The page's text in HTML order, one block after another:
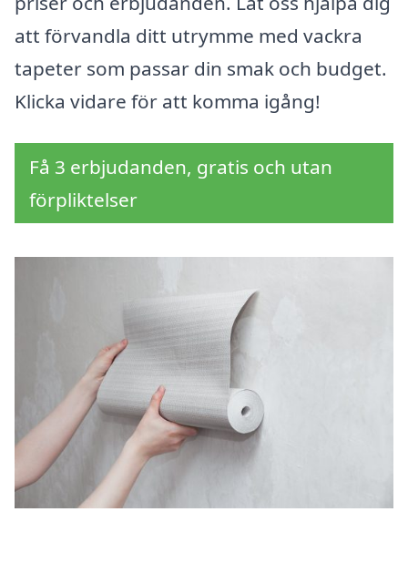
att förvandla ditt utrymme med vackra
tapeter som passar din smak och budget.
Klicka vidare för att komma igång!
Få 3 erbjudanden, gratis och utan
förpliktelser